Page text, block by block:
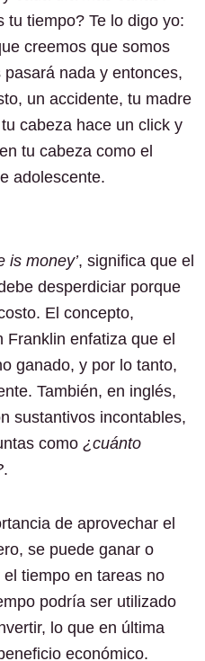
tu tiempo? Te lo digo yo:
creemos que somos
nada y entonces,
un accidente, tu madre
cabeza hace un click y
tu cabeza como el
adolescente.
is money’, significa que el
desperdiciar porque
El concepto,
Franklin enfatiza que el
ganado, y por lo tanto,
También, en inglés,
sustantivos incontables,
como ¿cuánto
.
de aprovechar el
se puede ganar o
tiempo en tareas no
podría ser utilizado
lo que en última
económico.